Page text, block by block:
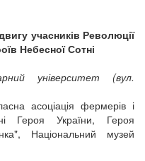
учасників Революції
Небесної Сотні
університет (вул.
асоціація фермерів і
Героя України, Героя
Національний музей